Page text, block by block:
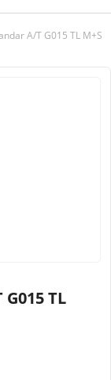
A/T G015 TL M+S
TL